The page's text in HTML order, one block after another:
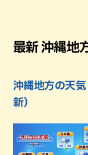
最新 沖縄地
沖縄地方の天気
新）